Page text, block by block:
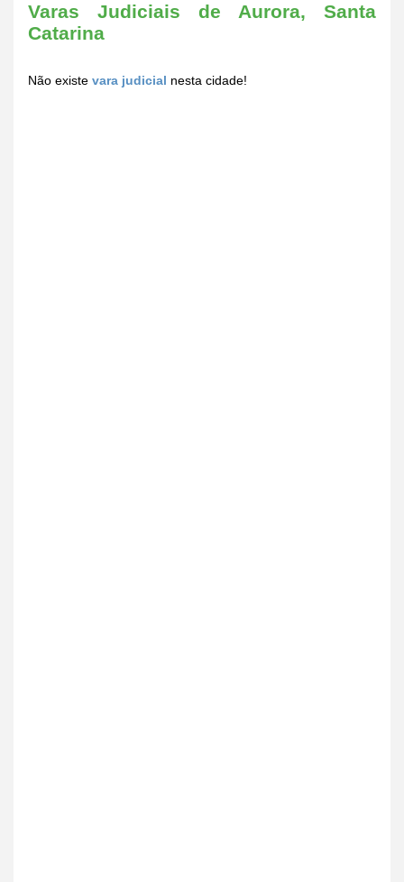
Varas Judiciais de Aurora, Santa
Catarina
Não existe vara judicial nesta cidade!